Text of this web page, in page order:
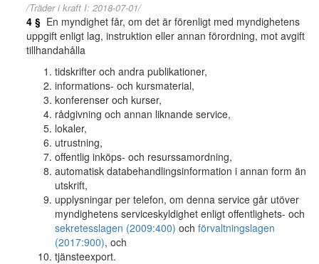
/Träder i kraft I: 2018-07-01/
4 § En myndighet får, om det är förenligt med myndighetens
uppgift enligt lag, instruktion eller annan förordning, mot avgift
tillhandahålla
tidskrifter och andra publikationer,
informations- och kursmaterial,
konferenser och kurser,
rådgivning och annan liknande service,
lokaler,
utrustning,
offentlig inköps- och resurssamordning,
automatisk databehandlingsinformation i annan form än
utskrift,
upplysningar per telefon, om denna service går utöver
myndighetens serviceskyldighet enligt offentlighets- och
sekretesslagen (2009:400) och förvaltningslagen
(2017:900), och
tjänsteexport.